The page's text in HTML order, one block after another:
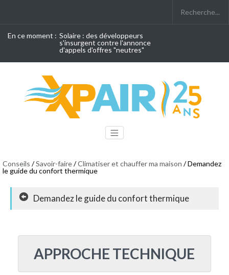
En ce moment : Solaire : des développeurs
s'insurgent contre l'annonce
d'appels d'offres "neutres"
Conseils /Savoir-faire/Climatiser et chauffer ma maison / Demandez
le guide du confort thermique
Demandez le guide du confort thermique
APPROCHE TECHNIQUE